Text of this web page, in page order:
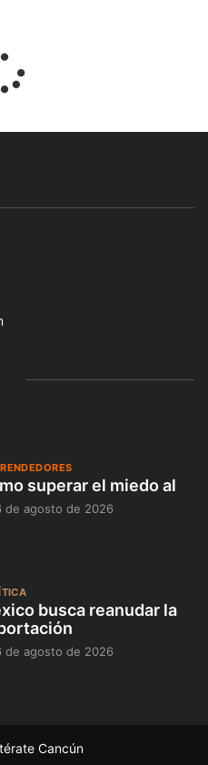
superar el miedo al
de agosto de 2026
busca reanudar la
de agosto de 2026
Cancún